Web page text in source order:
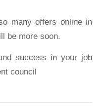
many offers online in
be more soon.
success in your job
council